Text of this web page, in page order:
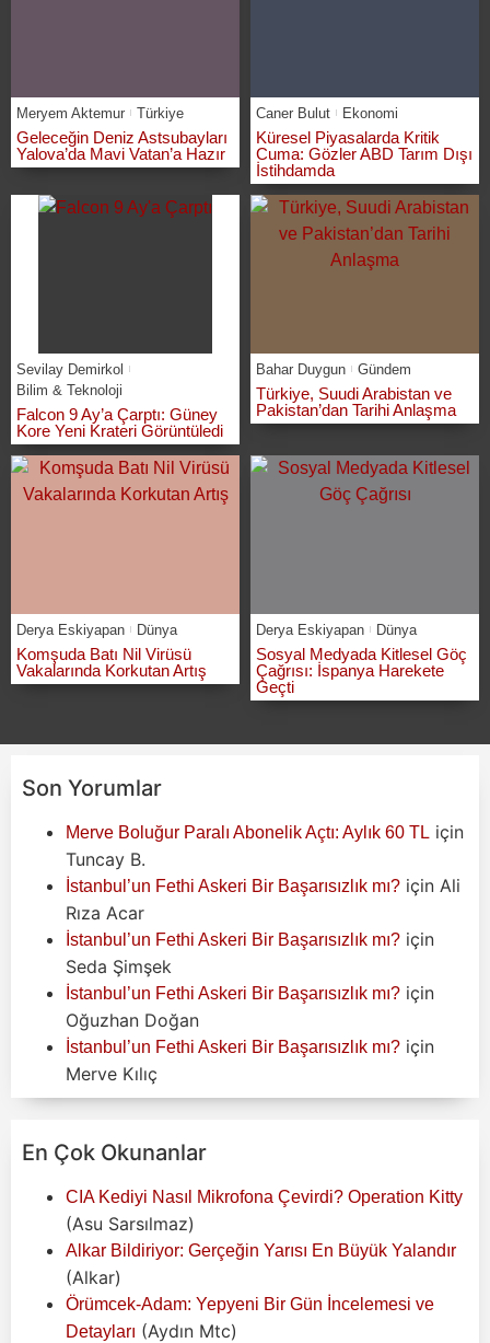
Meryem Aktemur Türkiye
Geleceğin Deniz Astsubayları
Yalova’da Mavi Vatan’a Hazır
Caner Bulut Ekonomi
Küresel Piyasalarda Kritik
Cuma: Gözler ABD Tarım Dışı
İstihdamda
Sevilay Demirkol
Bilim & Teknoloji
Falcon 9 Ay’a Çarptı: Güney
Kore Yeni Krateri Görüntüledi
Bahar Duygun Gündem
Türkiye, Suudi Arabistan ve
Pakistan’dan Tarihi Anlaşma
Derya Eskiyapan Dünya
Komşuda Batı Nil Virüsü
Vakalarında Korkutan Artış
Derya Eskiyapan Dünya
Sosyal Medyada Kitlesel Göç
Çağrısı: İspanya Harekete
Geçti
Son Yorumlar
Merve Boluğur Paralı Abonelik Açtı: Aylık 60 TL için
Tuncay B.
İstanbul’un Fethi Askeri Bir Başarısızlık mı? için Ali
Rıza Acar
İstanbul’un Fethi Askeri Bir Başarısızlık mı? için
Seda Şimşek
İstanbul’un Fethi Askeri Bir Başarısızlık mı? için
Oğuzhan Doğan
İstanbul’un Fethi Askeri Bir Başarısızlık mı? için
Merve Kılıç
En Çok Okunanlar
CIA Kediyi Nasıl Mikrofona Çevirdi? Operation Kitty
(Asu Sarsılmaz)
Alkar Bildiriyor: Gerçeğin Yarısı En Büyük Yalandır
(Alkar)
Örümcek-Adam: Yepyeni Bir Gün İncelemesi ve
Detayları (Aydın Mtc)